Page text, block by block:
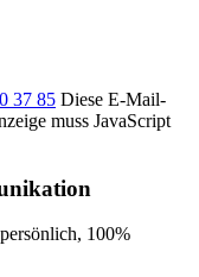
37 85 Diese E-Mail-
muss JavaScript
100%